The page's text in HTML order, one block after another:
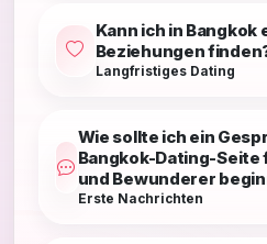
Kann ich in
Beziehungen
Langfristiges Dating
Wie sollte ich ein
Bangkok-Dating-
und Bewunderer
Erste Nachrichten